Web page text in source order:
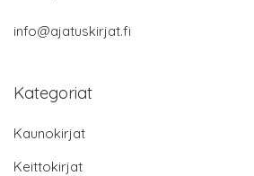
info@ajatuskirjat.fi
Kategoriat
Kaunokirjat
Keittokirjat